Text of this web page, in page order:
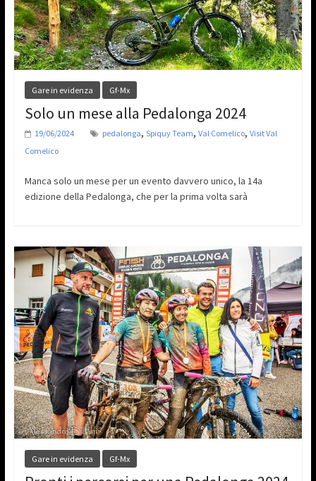
Gare in evidenza Gf-Mx
Solo un mese alla Pedalonga 2024
19/06/2024 pedalonga, Spiquy Team, Val Comelico, Visit Val
Comelico
Manca solo un mese per un evento davvero unico, la 14a
edizione della Pedalonga, che per la prima volta sarà
Gare in evidenza Gf-Mx